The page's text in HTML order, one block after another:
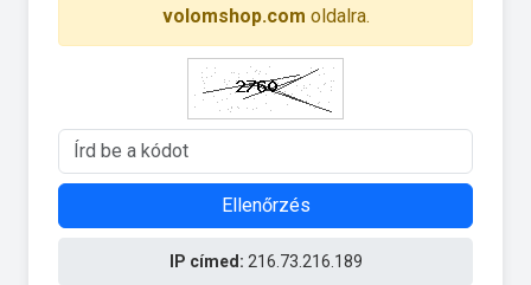
volomshop.com oldalra.
Ellenőrzés
IP címed: 216.73.216.189